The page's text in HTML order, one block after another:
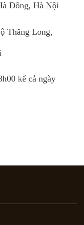
Đông, Hà Nội
Thăng Long,
kể cả ngày